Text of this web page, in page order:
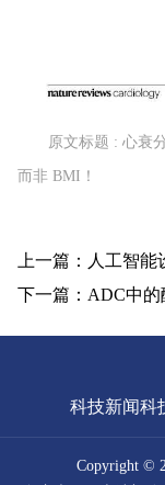
原文标题 : 心衰
而非 BMI！
上一篇：人工智
下一篇：ADC中
科技新闻科
Copyright ©